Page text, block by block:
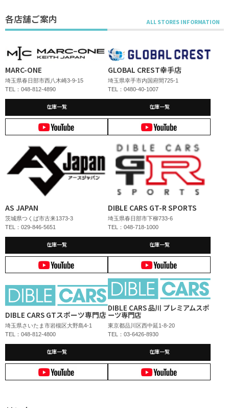
各店舗ご案内
MARC-ONE
埼玉県春日部市西八木崎3-9-15
TEL：048-812-4890
在庫一覧
GLOBAL CREST幸手店
埼玉県幸手市内国府間725-1
TEL：0480-40-1007
在庫一覧
AS JAPAN
茨城県つくば市古来1373-3
TEL：029-846-5651
在庫一覧
DIBLE CARS GT-R SPORTS
埼玉県春日部市下柳733-6
TEL：048-718-1000
在庫一覧
DIBLE CARS GTスポーツ専門店
埼玉県さいたま市岩槻区大野島4-1
TEL：048-812-4800
在庫一覧
DIBLE CARS 品川 プレミアムスポ
ーツ専門店
東京都品川区西中延1-8-20
TEL：03-6426-8930
在庫一覧